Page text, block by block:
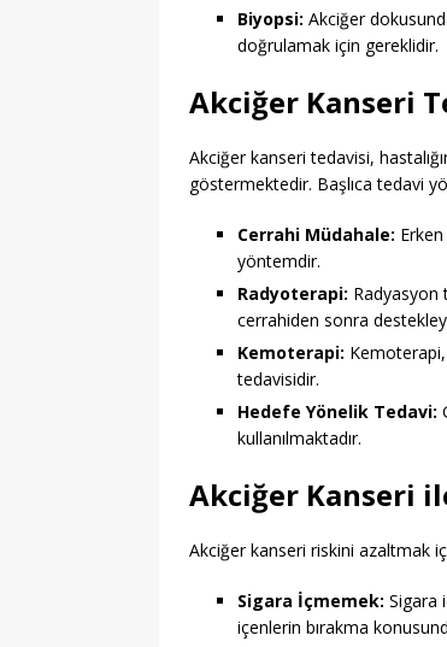
Biyopsi: Akciğer
doğrulamak için gereklidir.
Akciğer Kanseri
Akciğer kanseri tedavisi,
göstermektedir. Başlıca tedavi
Cerrahi Müdahale:
yöntemdir.
Radyoterapi: Radyasyon
cerrahiden sonra
Kemoterapi: Kemoterapi,
tedavisidir.
Hedefe Yönelik Tedavi:
kullanılmaktadır.
Akciğer Kanseri
Akciğer kanseri riskini azaltmak
Sigara İçmemek: Sigara
içenlerin bırakma